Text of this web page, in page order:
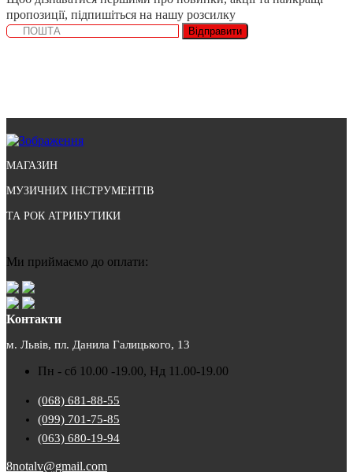
пропозиції, підпишіться на нашу розсилку
Відправити
МАГАЗИН
МУЗИЧНИХ ІНСТРУМЕНТІВ
ТА РОК АТРИБУТИКИ
Ми приймаємо до оплати:
Контакти
м. Львів, пл. Данила Галицького, 13
Пн - сб 10.00 -19.00, Нд 11.00-19.00
(068) 681-88-55
(099) 701-75-85
(063) 680-19-94
8notalv@gmail.com